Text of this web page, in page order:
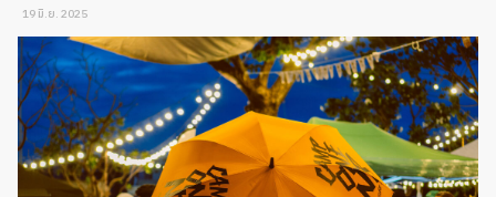
19 มิ.ย. 2025